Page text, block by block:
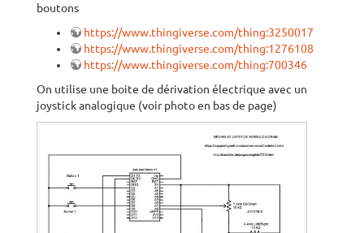
boutons
https://www.thingiverse.com/thing:3250017
https://www.thingiverse.com/thing:1276108
https://www.thingiverse.com/thing:700346
On utilise une boite de dérivation électrique avec un
joystick analogique (voir photo en bas de page)